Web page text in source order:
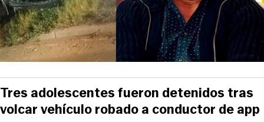
Tres adolescentes fueron detenidos tras
volcar vehículo robado a conductor de app